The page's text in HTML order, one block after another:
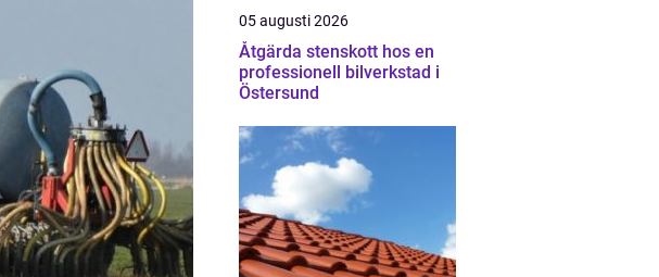
05 augusti 2026
Åtgärda stenskott hos en
professionell bilverkstad i
Östersund